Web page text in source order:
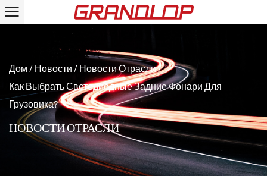
Дом / Новости / Новости Отрасли/
Как Выбрать Светодиодные Задние Фонари Для
Грузовика?
НОВОСТИ ОТРАСЛИ